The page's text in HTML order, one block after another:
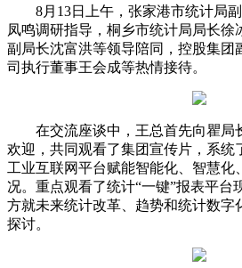
8月13日上午，张家港市统计局
凤鸣调研指导，桐乡市统计局局长徐
副局长沈富洪等领导陪同，控股集团
司执行董事王会成等热情接待。
在交流座谈中，王总首先向瞿局
欢迎，共同观看了集团宣传片，系统
工业互联网平台赋能智能化、智慧化
况。重点观看了统计“一键”报表平台
方就未来统计改革、趋势和统计数字
探讨。